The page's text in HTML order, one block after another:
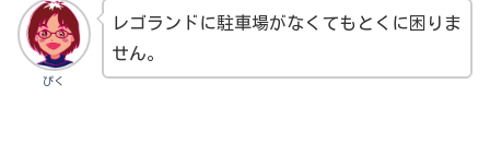
ぴく
レゴランドに駐車場がなくてもとくに困りま
せん。